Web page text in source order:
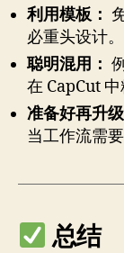
利用模板：
必重头设计。
聪明混用：
在 CapCut 中
准备好再升级
当工作流需
总结